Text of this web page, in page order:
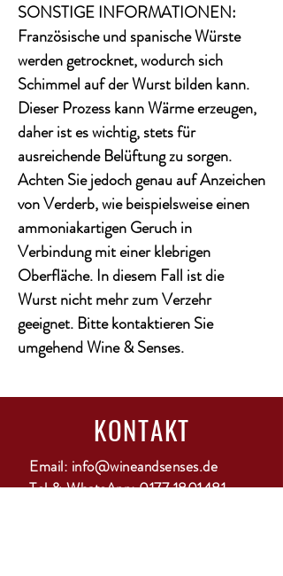
SONSTIGE INFORMATIONEN:
Französische und spanische Würste
werden getrocknet, wodurch sich
Schimmel auf der Wurst bilden kann.
Dieser Prozess kann Wärme erzeugen,
daher ist es wichtig, stets für
ausreichende Belüftung zu sorgen.
Achten Sie jedoch genau auf Anzeichen
von Verderb, wie beispielsweise einen
ammoniakartigen Geruch in
Verbindung mit einer klebrigen
Oberfläche. In diesem Fall ist die
Wurst nicht mehr zum Verzehr
geeignet. Bitte kontaktieren Sie
umgehend Wine & Senses.
KONTAKT
Email: info@wineandsenses.de
Tel & WhatsApp:0177 1801481